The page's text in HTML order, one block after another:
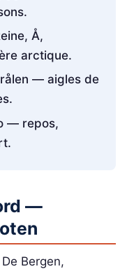
Å,
arctique.
— aigles de
— repos,
—
Bergen,